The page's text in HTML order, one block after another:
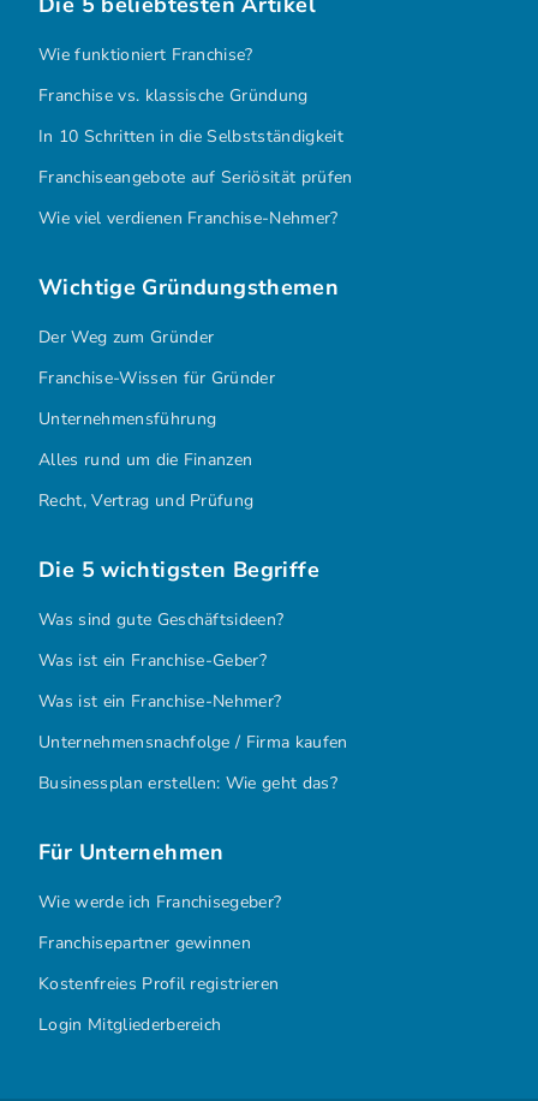
Wie funktioniert Franchise?
Franchise vs. klassische Gründung
In 10 Schritten in die Selbstständigkeit
Franchiseangebote auf Seriösität prüfen
Wie viel verdienen Franchise-Nehmer?
Wichtige Gründungsthemen
Der Weg zum Gründer
Franchise-Wissen für Gründer
Unternehmensführung
Alles rund um die Finanzen
Recht, Vertrag und Prüfung
Die 5 wichtigsten Begriffe
Was sind gute Geschäftsideen?
Was ist ein Franchise-Geber?
Was ist ein Franchise-Nehmer?
Unternehmensnachfolge / Firma kaufen
Businessplan erstellen: Wie geht das?
Für Unternehmen
Wie werde ich Franchisegeber?
Franchisepartner gewinnen
Kostenfreies Profil registrieren
Login Mitgliederbereich